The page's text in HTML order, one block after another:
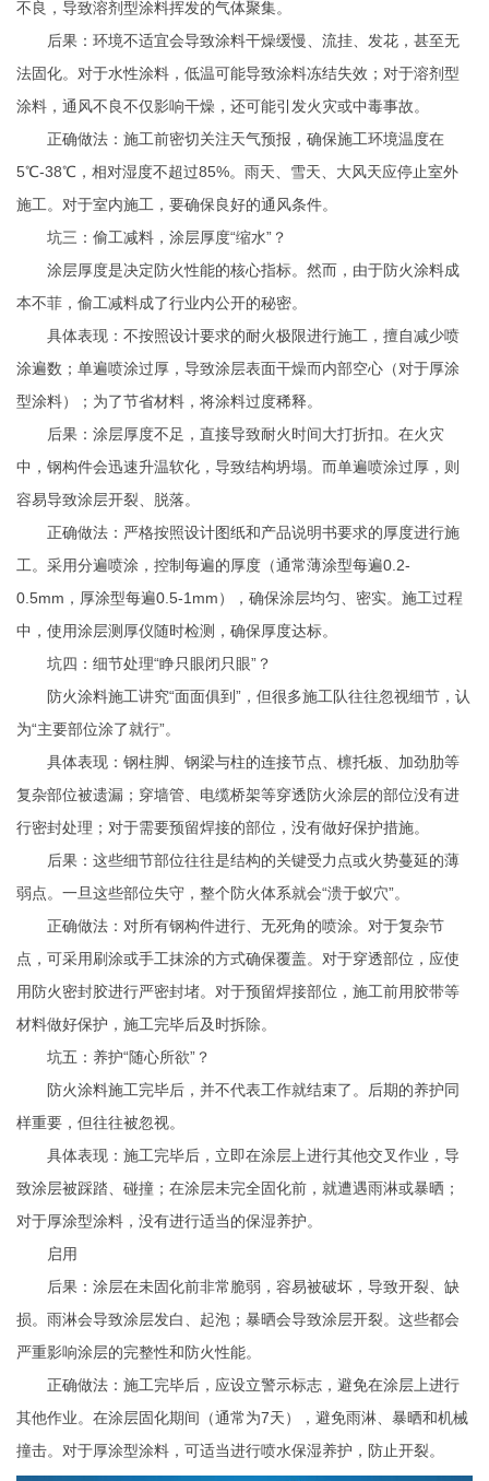
不良，导致溶剂型涂料挥发的气体聚集。
后果：环境不适宜会导致涂料干燥缓慢、流挂、发花，甚至无
法固化。对于水性涂料，低温可能导致涂料冻结失效；对于溶剂型
涂料，通风不良不仅影响干燥，还可能引发火灾或中毒事故。
正确做法：施工前密切关注天气预报，确保施工环境温度在
5℃-38℃，相对湿度不超过85%。雨天、雪天、大风天应停止室外
施工。对于室内施工，要确保良好的通风条件。
坑三：偷工减料，涂层厚度“缩水”？
涂层厚度是决定防火性能的核心指标。然而，由于防火涂料成
本不菲，偷工减料成了行业内公开的秘密。
具体表现：不按照设计要求的耐火极限进行施工，擅自减少喷
涂遍数；单遍喷涂过厚，导致涂层表面干燥而内部空心（对于厚涂
型涂料）；为了节省材料，将涂料过度稀释。
后果：涂层厚度不足，直接导致耐火时间大打折扣。在火灾
中，钢构件会迅速升温软化，导致结构坍塌。而单遍喷涂过厚，则
容易导致涂层开裂、脱落。
正确做法：严格按照设计图纸和产品说明书要求的厚度进行施
工。采用分遍喷涂，控制每遍的厚度（通常薄涂型每遍0.2-
0.5mm，厚涂型每遍0.5-1mm），确保涂层均匀、密实。施工过程
中，使用涂层测厚仪随时检测，确保厚度达标。
坑四：细节处理“睁只眼闭只眼”？
防火涂料施工讲究“面面俱到”，但很多施工队往往忽视细节，认
为“主要部位涂了就行”。
具体表现：钢柱脚、钢梁与柱的连接节点、檩托板、加劲肋等
复杂部位被遗漏；穿墙管、电缆桥架等穿透防火涂层的部位没有进
行密封处理；对于需要预留焊接的部位，没有做好保护措施。
后果：这些细节部位往往是结构的关键受力点或火势蔓延的薄
弱点。一旦这些部位失守，整个防火体系就会“溃于蚁穴”。
正确做法：对所有钢构件进行、无死角的喷涂。对于复杂节
点，可采用刷涂或手工抹涂的方式确保覆盖。对于穿透部位，应使
用防火密封胶进行严密封堵。对于预留焊接部位，施工前用胶带等
材料做好保护，施工完毕后及时拆除。
坑五：养护“随心所欲”？
防火涂料施工完毕后，并不代表工作就结束了。后期的养护同
样重要，但往往被忽视。
具体表现：施工完毕后，立即在涂层上进行其他交叉作业，导
致涂层被踩踏、碰撞；在涂层未完全固化前，就遭遇雨淋或暴晒；
对于厚涂型涂料，没有进行适当的保湿养护。
启用
后果：涂层在未固化前非常脆弱，容易被破坏，导致开裂、缺
损。雨淋会导致涂层发白、起泡；暴晒会导致涂层开裂。这些都会
严重影响涂层的完整性和防火性能。
正确做法：施工完毕后，应设立警示标志，避免在涂层上进行
其他作业。在涂层固化期间（通常为7天），避免雨淋、暴晒和机械
撞击。对于厚涂型涂料，可适当进行喷水保湿养护，防止开裂。